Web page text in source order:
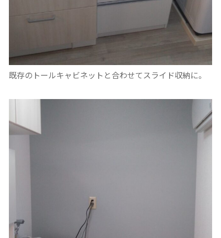
既存のトールキャビネットと合わせてスライド収納に。